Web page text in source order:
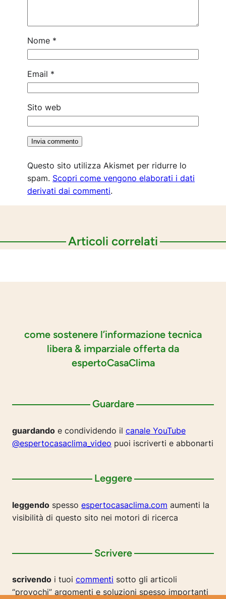
Nome *
Email *
Sito web
Questo sito utilizza Akismet per ridurre lo
spam. Scopri come vengono elaborati i dati
derivati dai commenti.
Articoli correlati
come sostenere l’informazione tecnica
libera & imparziale offerta da
espertoCasaClima
Guardare
guardando e condividendo il canale YouTube
@espertocasaclima_video puoi iscriverti e abbonarti
Leggere
leggendo spesso espertocasaclima.com aumenti la
visibilità di questo sito nei motori di ricerca
Scrivere
scrivendo i tuoi commenti sotto gli articoli
“provochi” argomenti e soluzioni spesso importanti